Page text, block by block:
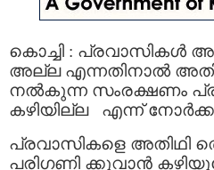
കൊച്ചി : പ്രവാസികള്‍
അല്ല എന്നതിനാല്‍
നല്‍കുന്ന സംരക്ഷണം
കഴിയില്ല എന്ന്
പ്രവാസികളെ അതിഥി
പരിഗണി ക്കുവാന്‍